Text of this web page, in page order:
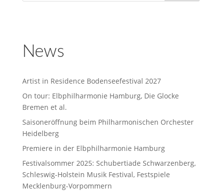
News
Artist in Residence Bodenseefestival 2027
On tour: Elbphilharmonie Hamburg, Die Glocke
Bremen et al.
Saisoneröffnung beim Philharmonischen Orchester
Heidelberg
Premiere in der Elbphilharmonie Hamburg
Festivalsommer 2025: Schubertiade Schwarzenberg,
Schleswig-Holstein Musik Festival, Festspiele
Mecklenburg-Vorpommern